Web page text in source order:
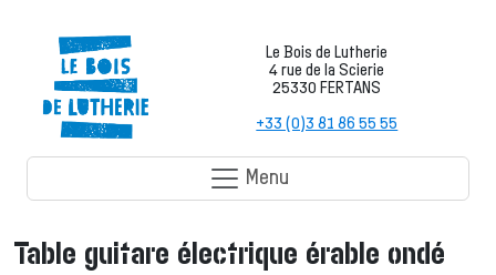
Le Bois de Lutherie
4 rue de la Scierie
25330 FERTANS
+33 (0)3 81 86 55 55
Menu
Table guitare électrique érable ondé